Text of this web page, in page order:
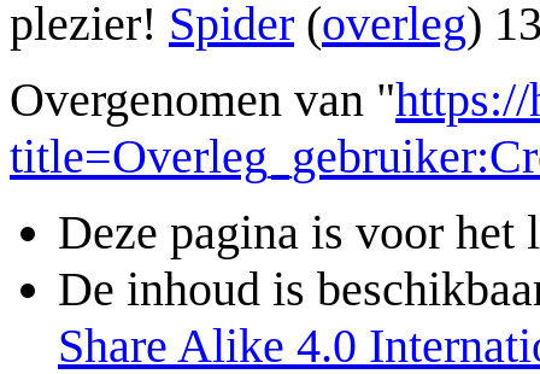
plezier! Spider (overleg)
Overgenomen van "
Deze pagina is voor het
De inhoud is
Share Alike 4.0